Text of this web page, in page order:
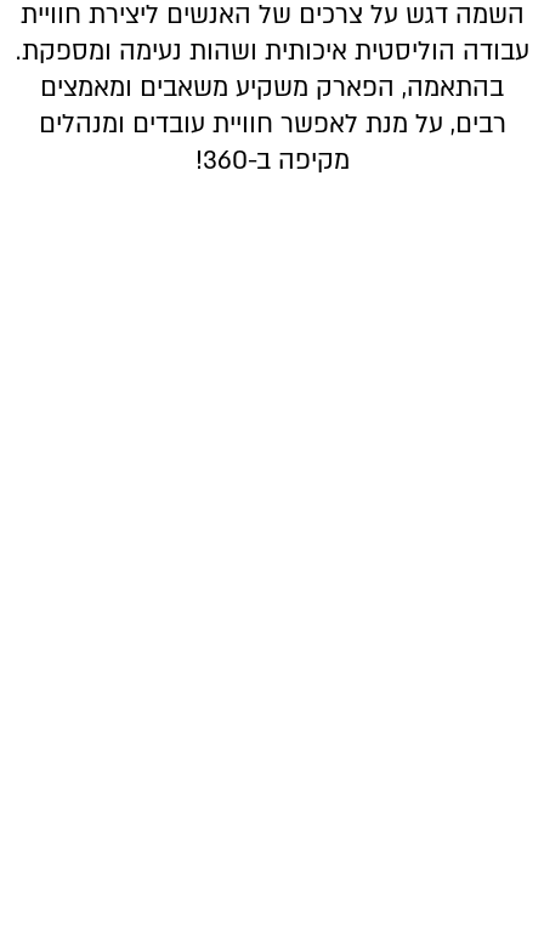
השמה דגש על צרכים של האנשים ליצירת חוויית
עבודה הוליסטית איכותית ושהות נעימה ומספקת.
בהתאמה, הפארק משקיע משאבים ומאמצים
רבים, על מנת לאפשר חוויית עובדים ומנהלים
מקיפה ב-360!